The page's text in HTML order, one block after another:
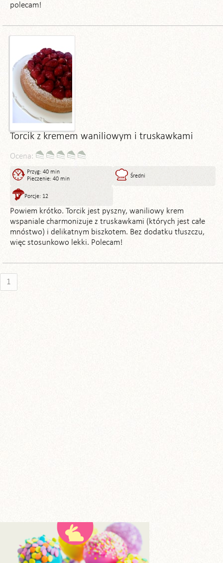
polecam!
Torcik z kremem waniliowym i truskawkami
Ocena:
Przyg: 40 min
Pieczenie: 40 min
Średni
Porcje: 12
Powiem krótko. Torcik jest pyszny, waniliowy krem
wspaniale charmonizuje z truskawkami (których jest całe
mnóstwo) i delikatnym biszkotem. Bez dodatku tłuszczu,
więc stosunkowo lekki. Polecam!
1